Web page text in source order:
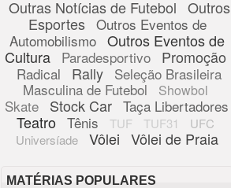
Outras Notícias de Futebol Outros
Esportes Outros Eventos de
Automobilismo Outros Eventos de
Cultura
Paradesportivo Promoção
Radical Rally Seleção Brasileira
Masculina de Futebol
Showbol
Skate Stock Car Taça Libertadores
Teatro Tênis TUF TUF31
UFC
Universíade
Vôlei Vôlei de Praia
MATÉRIAS POPULARES